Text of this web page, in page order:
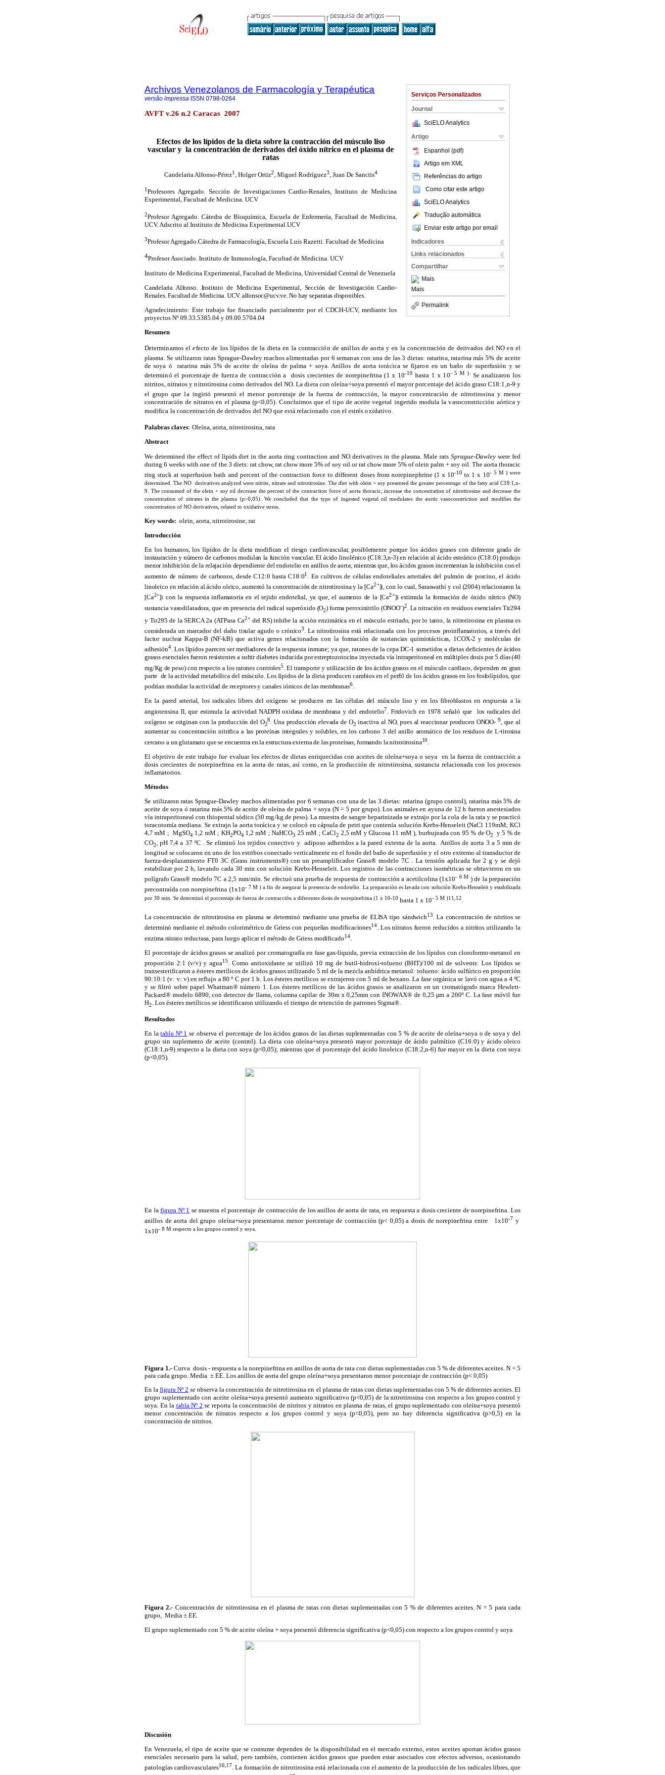
Serviços Personalizados
Journal
SciELO Analytics
Artigo
Espanhol (pdf)
Artigo em XML
Referências do artigo
Como citar este artigo
SciELO Analytics
Tradução automática
Enviar este artigo por email
Indicadores
Links relacionados
Compartilhar
Mais
Mais
Permalink
Archivos Venezolanos de Farmacología y Terapéutica
versão impressa ISSN 0798-0264
AVFT v.26 n.2 Caracas 2007
Efectos de los lípidos de la dieta sobre la contracción del músculo liso
vascular y la concentración de derivados del óxido nítrico en el plasma de
ratas
Candelaria Alfonso-Pérez1 , Holger Ortiz2 , Miguel Rodríguez3 , Juan De Sanctis4
1Profesores Agregado. Sección de Investigaciones Cardio-Renales, Instituto de Medicina
Experimental, Facultad de Medicina. UCV
2Profesor Agregado. Cátedra de Bioquímica, Escuela de Enfermería, Facultad de Medicina,
UCV. Adscrito al Instituto de Medicina Experimental.UCV
3Profesor Agregado.Cátedra de Farmacología, Escuela Luis Razetti. Facultad de Medicina
4Profesor Asociado. Instituto de Inmunología, Facultad de Medicina. UCV
Instituto de Medicina Experimental, Facultad de Medicina, Universidad Central de Venezuela
Candelaria Alfonso. Instituto de Medicina Experimental, Sección de Investigación Cardio-
Renales. Facultad de Medicina. UCV. alfonsoc@ucv.ve. No hay separatas disponibles.
Agradecimiento: Este trabajo fue financiado parcialmente por el CDCH-UCV, mediante los
proyectos Nº 09.33.5385.04 y 09.00.5704.04
Resumen
Determinamos el efecto de los lípidos de la dieta en la contracción de anillos de aorta y en la concentración de derivados del NO en el
plasma. Se utilizaron ratas Sprague-Dawleymachos alimentadas por 6 semanas con una de las 3 dietas: ratarina, ratarina más 5% de aceite
de soya ó
ratarina más 5% de aceite de oleína de palma + soya. Anillos de aorta torácica se fijaron en un baño de superfusión y se
determinó el porcentaje de fuerza de contracción a
dosis crecientes de norepinefrina (1 x 10-10 hasta 1 x 10-5 M ). Se analizaron los
nitritos, nitratos y nitrotirosina como derivados del NO. La dieta con oleína+soya presentó el mayor porcentaje del ácido graso C18:1,n-9 y
el grupo que la ingirió presentó el menor porcentaje de la fuerza de contracción, la mayor concentración de nitrotirosina y menor
concentración de nitratos en el plasma (p<0,05). Concluimos que el tipo de aceite vegetal ingerido modula la vasoconstricción aórtica y
modifica la concentración de derivados del NO que está relacionado con el estrés oxidativo.
Palabras claves: Oleína, aorta, nitrotirosina, rata
Abstract
We determined the effect of lipids diet in the aorta ring contraction and NO derivatives in the plasma. Male ratsSprague-Dawley were fed
during 6 weeks with one of the 3 diets: rat chow, rat chow more 5% of soy oil or rat chow more 5% of olein palm + soy oil. The aorta thoracic
ring stuck at superfusion bath and percent of the contraction force to different doses from norepinephrine (1 x 10-10 to 1 x 10-5 M ) were
determined. The NO derivatives analyzed were nitrite, nitrate and nitrotirosine. The diet with olein + soy presented the greater percentage of the fatty acid C18:1,n-
9. The consumed of the olein + soy oil decrease the percent of the contraction force of aorta thoracic, increase the concentration of nitrotirosine and decrease the
concentration of nitrates in the plasma (p<0,05). We concluded that the type of ingested vegetal oil modulates the aortic vasoconstriction and modifies the
concentration of NO derivatives, related to oxidative stress.
Key words: olein, aorta, nitrotirosine, rat
Introducción
En los humanos, los lípidos de la dieta modifican el riesgo cardiovascular, posiblemente porque los ácidos grasos con diferente grado de
instauración y número de carbonos modulan la función vascular. El ácido linolénico (C18:3,n-3) en relación al ácido esteárico (C18:0) produjo
menor inhibición de la relajación dependiente del endotelio en anillos de aorta; mientras que, los ácidos grasos incrementan la inhibición con el
aumento de número de carbonos, desde C12:0 hasta C18:01
. En cultivos de células endoteliales arteriales del pulmón de porcino, el ácido
linoleico en relación al ácido oleico, aumentó la concentración de nitrotirosina y la [Ca2+]i, con lo cual, Saraswathi y col (2004) relacionaron la
[Ca2+]i con la respuesta inflamatoria en el tejido endotelial, ya que, el aumento de la [Ca2+]i estimula la formación de óxido nítrico (NO)
sustancia vasodilatadora, que en presencia del radical superóxido (O2) forma peroxinitrilo (ONOO-)2 . La nitración en residuos esenciales Tir294
y Tir295 de la SERCA2a (ATPasa Ca2+ del RS) inhibe la acción enzimática en el músculo estriado, por lo tanto, la nitrotirosina en plasma es
considerada un marcador del daño tisular agudo o crónico3. La nitrotirosina está relacionada con los procesos proinflamatorios, a través del
factor nuclear Kappa-B (NF-kB) que activa genes relacionados con la formación de sustancias quimiotácticas, 1COX-2 y moléculas de
adhesión4. Los lípidos parecen ser mediadores de la respuesta inmune; ya que, ratones de la cepa DC-1 sometidos a dietas deficientes de ácidos
grasos esenciales fueron resistentes a sufrir diabetes inducida por estreptozotocina inyectada vía intraperitoneal en múltiples dosis por 5 días (40
mg/Kg de peso) con respecto a los ratones controles5 El transporte y utilización de los ácidos grasos en el músculo cardiaco, dependen en gran
parte de la actividad metabólica del músculo. Los lípidos de la dieta producen cambios en el perfil de los ácidos grasos en los fosfolípidos, que
podrían modular la actividad de receptores y canales iónicos de las membranas6.
En la pared arterial, los radicales libres del oxígeno se producen en las células del músculo liso y en los fibroblastos en respuesta a la
angiotensina II, que estimula la actividad NADPH oxidasa de membrana y del endotelio7 . Fridovich en 1978 señaló que
los radicales del
oxígeno se originan con la producción del O2
8 . Una producción elevada de O2  inactiva al NO, pues al reaccionar producen ONOO- 9
, que al
aumentar su concentración nitrifica a las proteínas integrales y solubles, en los carbono 3 del anillo aromático de los residuos de L-tirosina
cercano a un glutamato que se encuentra en la estructura externa de las proteínas, formando la nitrotirosina10
El objetivo de este trabajo fue evaluar los efectos de dietas enriquecidas con aceites de oleína+soya o soya
en la fuerza de contracción a
dosis crecientes de norepinefrina en la aorta de ratas, así como, en la producción de nitrotirosina, sustancia relacionada con los procesos
inflamatorios.
Métodos
Se utilizaron ratas Sprague-Dawley machos alimentadas por 6 semanas con una de las 3 dietas: ratarina (grupo control), ratarina más 5% de
aceite de soya ó ratarina más 5% de aceite de oleína de palma + soya (N = 5 por grupo). Los animales en ayuna de 12 h fueron anestesiados
vía intraperitoneal con thiopental sódico (50 mg/kg de peso). La muestra de sangre heparinizada se extrajo por la cola de la rata y se practicó
toracotomía mediana. Se extrajo la aorta torácica y se colocó en cápsula de petri que contenía solución Krebs-Henseleit (NaCl 119mM; KCl
4,7 mM ; MgSO4 1,2 mM ; KH2PO4 1,2 mM ; NaHCO3 25 mM ; CaCl2 2,5 mM y Glucosa 11 mM ), burbujeada con 95 % de O2
y 5 % de
CO2 , pH7,4 a 37 ºC . Se eliminó los tejidos conectivo y adiposo adheridos a la pared externa de la aorta. Anillos de aorta 3 a 5 mmde
longitud se colocaron en uno de los estribos conectado verticalmente en el fondo del baño de superfusión y el otro extremo al transductor de
fuerza-desplazamiento FT0 3C (Grass instruments®) con un preamplificador Grass® modelo7C . La tensión aplicada fue2 g y se dejó
estabilizar por 2 h, lavando cada 30 min con solución Krebs-Henseleit. Los registros de las contracciones isométricas se obtuvieron en un
polígrafo Grass® modelo7C a 2,5 mm/min. Se efectuó una prueba de respuesta de contracción a acetilcolina (1x10- 6M ) de la preparación
precontraída con norepinefrina (1x10-7M ) a fin de asegurar la presencia de endotelio. La preparación es lavada con solución Krebs-Henseleit y estabilizada
por 30 min. Se determinó el porcentaje de fuerza de contracción a diferentes dosis de norepinefrina (1 x 10-10 hasta 1 x 10- 5 M )11,12
La concentración de nitrotirosina en plasma se determinó mediante una prueba de ELISA tipo sándwich13. La concentración de nitritos se
determinó mediante el método colorimétrico de Griess con pequeñas modificaciones14. Los nitratos fueron reducidos a nitritos utilizando la
enzima nitrato reductasa, para luego aplicar el método de Griess modificado14.
El porcentaje de ácidos grasos se analizó por cromatografía en fase gas-líquida, previa extracción de los lípidos con cloroformo-metanol en
proporción 2:1 (v/v) y agua15. Como antioxidante se utilizó 10 mg de butil-hidroxi-tolueno (BHT)/100 ml de solvente. Los lípidos se
transesterificaron a ésteres metílicos de ácidos grasos utilizando 5 ml de la mezcla anhídrica metanol: tolueno: ácido sulfúrico en proporción
90:10:1 (v: v: v) en reflujo a 80 º C por 1 h. Los ésteres metílicos se extrajeron con 5 ml de hexano. La fase orgánica se lavó con agua a 4 ºC
y se filtró sobre papel Whatman® número 1. Los ésteres metílicos de las ácidos grasos se analizaron en un cromatógrafo marca Hewlett-
Packard® modelo 6890, con detector de llama, columna capilar de 30m x 0,25mm con INOWAX® de 0,25 µm a 200º C. La fase móvil fue
H2. Los ésteres metílicos se identificaron utilizando el tiempo de retención de patrones Sigma®.
Resultados
En latabla Nº 1 se observa el porcentaje de los ácidos grasos de las dietas suplementadas con 5 % de aceite de oleína+soya o de soya y del
grupo sin suplemento de aceite (control). La dieta con oleína+soya presentó mayor porcentaje de ácido palmítico (C16:0) y ácido oleico
(C18:1,n-9) respecto a la dieta con soya (p<0,05); mientras que el porcentaje del ácido linoleico (C18:2,n-6) fue mayor en la dieta con soya
(p<0,05).
En lafigura Nº 1 se muestra el porcentaje de contracción de los anillos de aorta de rata, en respuesta a dosis creciente de norepinefrina. Los
anillos de aorta del grupo oleína+soya presentaron menor porcentaje de contracción (p< 0,05) a dosis de norepinefrina entre
1x10-7 y
1x10- 8 M respecto a los grupos control y soya.
Figura 1.- Curva dosis - respuesta a la norepinefrina en anillos de aorta de rata con dietas suplementadas con 5 % de diferentes aceites. N = 5
para cada grupo. Media ± EE. Los anillos de aorta del grupo oleína+soya presentaron menor porcentaje de contracción (p< 0,05)
En lafigura Nº 2 se observa la concentración de nitrotirosina en el plasma de ratas con dietas suplementadas con 5 % de diferentes aceites. El
grupo suplementado con aceite oleína+soya presentó aumento significativo (p<0,05) de la nitrotirosina con respecto a los grupos control y
soya. En la tabla Nº 2 se reporta la concentración de nitritos y nitratos en plasma de ratas, el grupo suplementado con oleína+soya presentó
menor concentración de nitratos respecto a los grupos control y soya (p<0,05), pero no hay diferencia significativa (p>0,5) en la
concentración de nitritos.
Figura 2.- Concentración de nitrotirosina en el plasma de ratas con dietas suplementadas con 5 % de diferentes aceites. N = 5 para cada
grupo, Media ± EE.
El grupo suplementado con 5 % de aceite oleína + soya presentó diferencia significativa (p<0,05) con respecto a los grupos control y soya
Discusión
En Venezuela, el tipo de aceite que se consume dependen de la disponibilidad en el mercado externo, estos aceites aportan ácidos grasos
esenciales necesario para la salud, pero también, contienen ácidos grasos que pueden estar asociados con efectos adversos, ocasionando
patologías cardiovasculares16,17. La formación de nitrotirosina está relacionada con el aumento de la producción de los radicales libres, que